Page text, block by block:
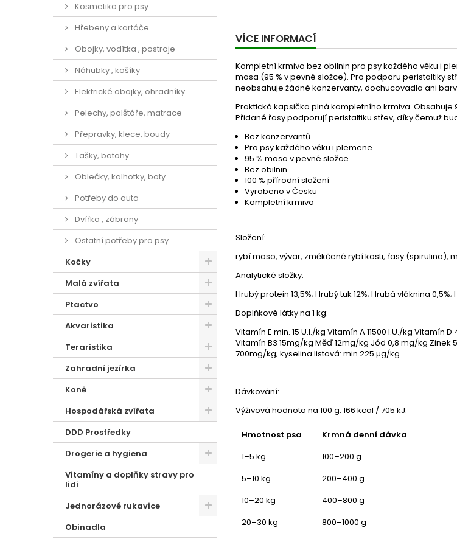
Kosmetika pro psy
Hřebeny a kartáče
Obojky, vodítka , postroje
Náhubky , košíky
Elektrické obojky, ohradníky
Pelechy, polštáře, matrace
Přepravky, klece, boudy
Tašky, batohy
Oblečky, kalhotky, boty
Potřeby do auta
Dvířka , zábrany
Ostatní potřeby pro psy
Kočky
Malá zvířata
Ptactvo
Akvaristika
Teraristika
Zahradní jezírka
Koně
Hospodářská zvířata
DDD Prostředky
Drogerie a hygiena
Vitamíny a doplňky stravy pro
lidi
Jednorázové rukavice
Obinadla
VÍCE INFORMACÍ
Kompletní krmivo bez obilnin pro psy každého věku i
masa (95 % v pevné složce). Pro podporu peristaltiky
neobsahuje žádné konzervanty, dochucovadla ani
Praktická kapsička plná kompletního krmiva. Obsahuje
Přidané řasy podporují peristaltiku střev, díky čemuž
Bez konzervantů
Pro psy každého věku i plemene
95 % masa v pevné složce
Bez obilnin
100 % přírodní složení
Vyrobeno v Česku
Kompletní krmivo
Složení:
rybí maso, vývar, změkčené rybí kosti, řasy (spirulina),
Analytické složky:
Hrubý protein 13,5%; Hrubý tuk 12%; Hrubá vláknina 0,5%;
Doplňkové látky na 1 kg:
Vitamín E min. 15 U.I./kg Vitamín A 11500 I.U./kg Vitamín
Vitamín B3 15mg/kg Měď 12mg/kg Jód 0,8 mg/kg
700mg/kg; kyselina listová: min.225 µg/kg.
Dávkování:
Výživová hodnota na 100 g: 166 kcal / 705 kJ.
Hmotnost psa
Krmná denní dávka
1–5 kg
100–200 g
5–10 kg
200–400 g
10–20 kg
400–800 g
20–30 kg
800–1000 g